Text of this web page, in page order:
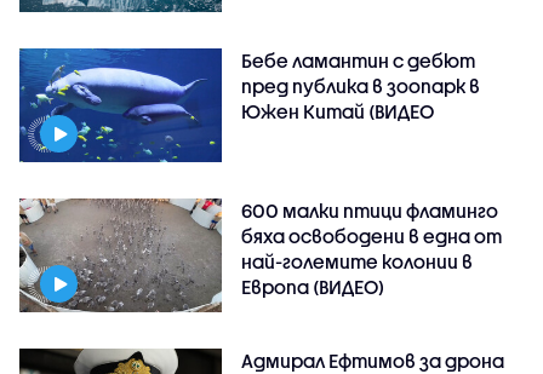
Бебе ламантин с дебют
пред публика в зоопарк в
Южен Китай (ВИДЕО
600 малки птици фламинго
бяха освободени в една от
най-големите колонии в
Европа (ВИДЕО)
Адмирал Ефтимов за дрона